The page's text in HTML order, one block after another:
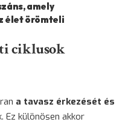
amely
élet örömteli
ciklusok
a tavasz érkezését és
Ez különösen akkor